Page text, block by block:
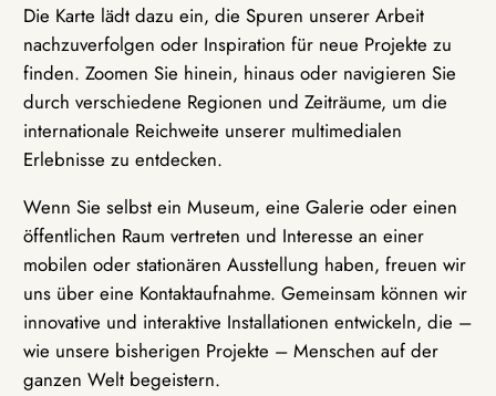
Die Karte lädt dazu ein, die Spuren unserer Arbeit
nachzuverfolgen oder Inspiration für neue Projekte zu
finden. Zoomen Sie hinein, hinaus oder navigieren Sie
durch verschiedene Regionen und Zeiträume, um die
internationale Reichweite unserer multimedialen
Erlebnisse zu entdecken.
Wenn Sie selbst ein Museum, eine Galerie oder einen
öffentlichen Raum vertreten und Interesse an einer
mobilen oder stationären Ausstellung haben, freuen wir
uns über eine Kontaktaufnahme. Gemeinsam können wir
innovative und interaktive Installationen entwickeln, die –
wie unsere bisherigen Projekte – Menschen auf der
ganzen Welt begeistern.